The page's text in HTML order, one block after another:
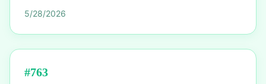
5/28/2026
#763